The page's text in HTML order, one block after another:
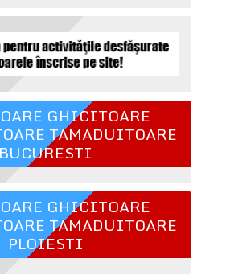
GHICITOARE
TAMADUITOARE
BUCURESTI
GHICITOARE
TAMADUITOARE
PLOIESTI